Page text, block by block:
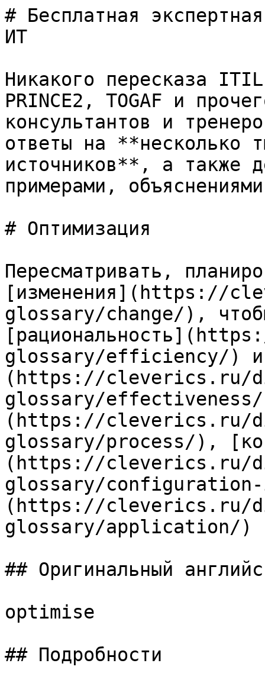
# Бесплатная
ИТ
Никакого пересказа
PRINCE2, TOGAF и
консультантов и
ответы на **несколько
источников**, а также
примерами,
# Оптимизация
Пересматривать,
[изменения](https://
glossary/change/),
glossary/efficiency/) и
(https://cleverics.ru/
glossary/
(https://cleverics.ru/
glossary/process/),
(https://cleverics.ru/
glossary/
(https://cleverics.ru/
glossary/application/
## Оригинальный
optimise
## Подробности